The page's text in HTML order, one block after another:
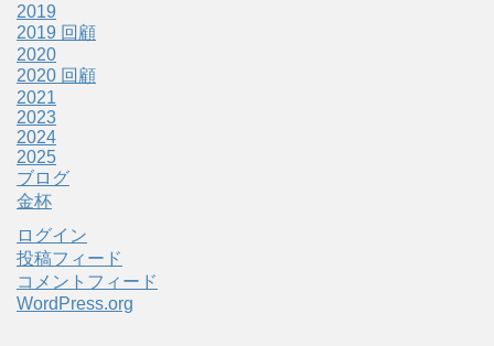
2019
2019 回顧
2020
2020 回顧
2021
2023
2024
2025
ブログ
金杯
ログイン
投稿フィード
コメントフィード
WordPress.org